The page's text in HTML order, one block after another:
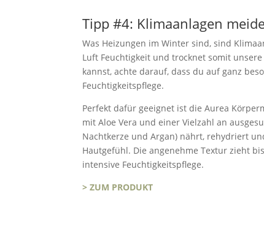
Tipp #4: Klimaanlagen
Was Heizungen im Winter sind, sind
Luft Feuchtigkeit und trocknet somit
kannst, achte darauf, dass du auf ganz
Feuchtigkeitspflege.
Perfekt dafür geeignet ist die Aurea
mit Aloe Vera und einer Vielzahl an
Nachtkerze und Argan) nährt, rehydriert
Hautgefühl. Die angenehme Textur zieht
intensive Feuchtigkeitspflege.
> ZUM PRODUKT